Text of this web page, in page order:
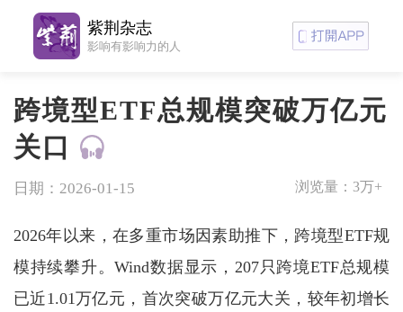
跨境型ETF总规模突破万亿元
关口
日期：2026-01-15 浏览量： 3万+
2026年以来，在多重市场因素助推下，跨境型ETF规
模持续攀升。Wind数据显示，207只跨境ETF总规模
已近1.01万亿元，首次突破万亿元大关，较年初增长
紫荆杂志
影响有影响力的人